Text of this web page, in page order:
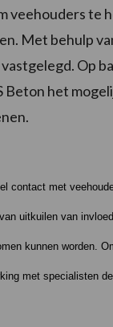
veehouders te
Met behulp
Op
het
contact met
uitkuilen van
kunnen worden.
met specialisten